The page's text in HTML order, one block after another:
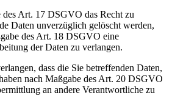
des Art. 17 DSGVO das Recht zu
Daten unverzüglich gelöscht werden,
des Art. 18 DSGVO eine
der Daten zu verlangen.
dass die Sie betreffenden Daten,
nach Maßgabe des Art. 20 DSGVO
an andere Verantwortliche zu